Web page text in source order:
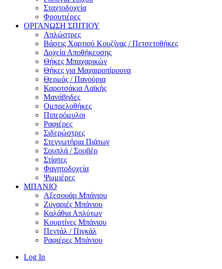
Σταχτοδοχεία
Φρουτιέρες
ΟΡΓΑΝΩΣΗ ΣΠΙΤΙΟΥ
Απλώστρες
Βάσεις Χαρτιού Κουζίνας / Πετσετοθήκες
Δοχεία Αποθήκευσης
Θήκες Μπαχαρικών
Θήκες για Μαχαιροπίρουνα
Θερμός / Παγούρια
Καροτσάκια Λαϊκής
Μανάβηδες
Ομπρελοθήκες
Πιπερόμυλοι
Ραφιέρες
Σιδερώστρες
Στεγνωτήρια Πιάτων
Σουπλά / Σουβέρ
Στίφτες
Φαγητοδοχεία
Ψωμιέρες
ΜΠΑΝΙΟ
Αξεσουάρ Μπάνιου
Ζυγαριές Μπάνιου
Καλάθια Απλύτων
Κουρτίνες Μπάνιου
Πεντάλ / Πιγκάλ
Ραφιέρες Μπάνιου
Log In